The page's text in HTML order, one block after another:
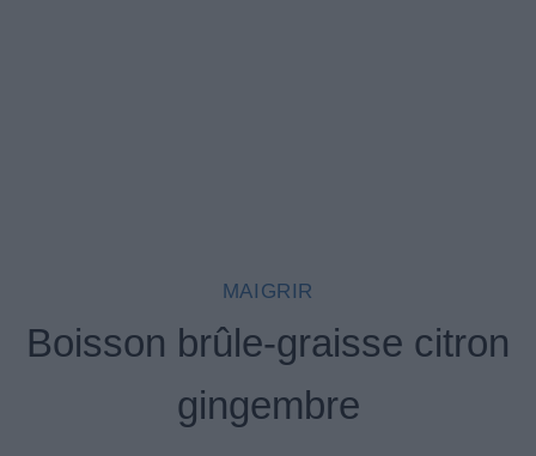
MAIGRIR
Boisson brûle-graisse citron
gingembre